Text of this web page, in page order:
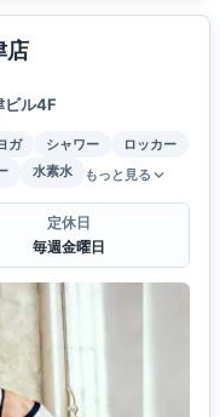
店
ビル4F
ガ シャワー
ロッカー
水素水 もっと見る
定休日
毎週金曜日